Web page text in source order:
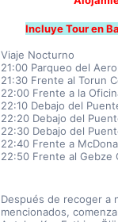
Incluye Tour en
Viaje Nocturno
21:00 Parqueo del
21:30 Frente al Torun
22:00 Frente a la
22:10 Debajo del
22:20 Debajo del
22:30 Debajo del
22:40 Frente a
22:50 Frente al Gebze
Después de recoger a
mencionados,